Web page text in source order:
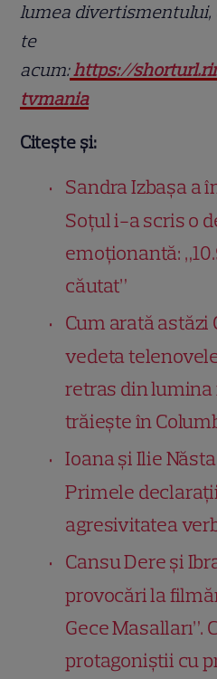
lumea divertismentului,
te
acum:https://
tvmania
Citește și:
Sandra Izbașa a
Soțul i-a scris o
emoționantă:
căutat”
Cum arată astăzi
vedeta
retras din
trăiește în
Ioana și Ilie
Primele
agresivitatea
Cansu Dere și
provocări la
Gece
protagoniștii cu